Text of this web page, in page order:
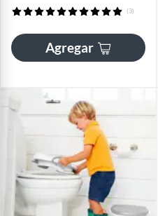
(3)
Agregar